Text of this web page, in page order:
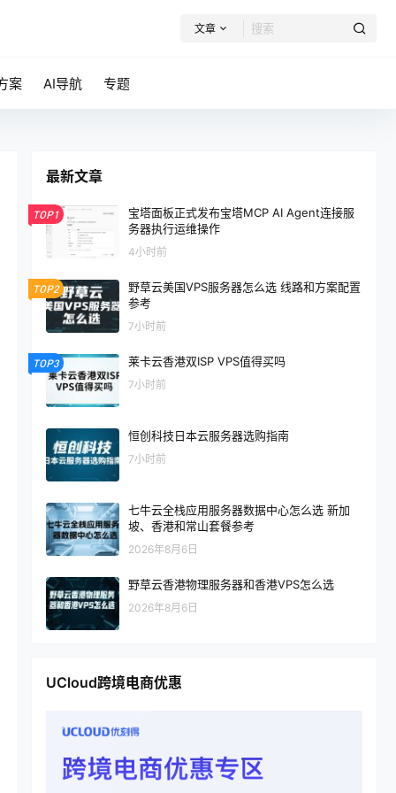
文章
案 AI导航 专题
最新文章
TOP1
宝塔面板正式发布宝塔MCP AI Agent连接服
务器执行运维操作
4小时前
TOP2
野草云美国VPS服务器怎么选 线路和方案配置
参考
7小时前
TOP3 莱卡云香港双ISP VPS值得买吗
7小时前
恒创科技日本云服务器选购指南
7小时前
七牛云全栈应用服务器数据中心怎么选 新加
坡、香港和常山套餐参考
2026年8月6日
野草云香港物理服务器和香港VPS怎么选
2026年8月6日
UCloud跨境电商优惠